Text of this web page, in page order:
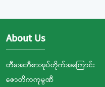
About Us
တီအေဘီစာအုပ်တိုက်အကြောင်း
ဇောတိကကုမ္ပဏီ